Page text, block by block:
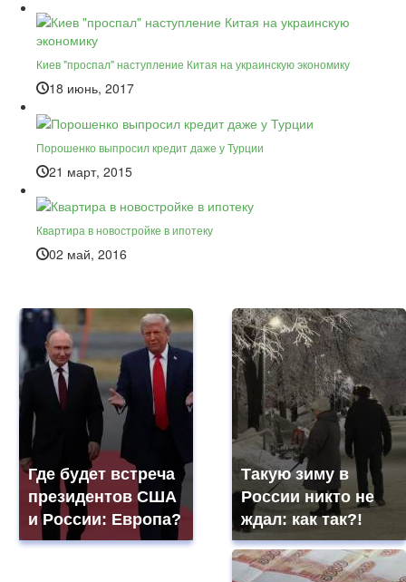
Киев "проспал" наступление Китая на украинскую экономику
18 июнь, 2017
Порошенко выпросил кредит даже у Турции
21 март, 2015
Квартира в новостройке в ипотеку
02 май, 2016
Где будет встреча
президентов США
и России: Европа?
Такую зиму в
России никто не
ждал: как так?!